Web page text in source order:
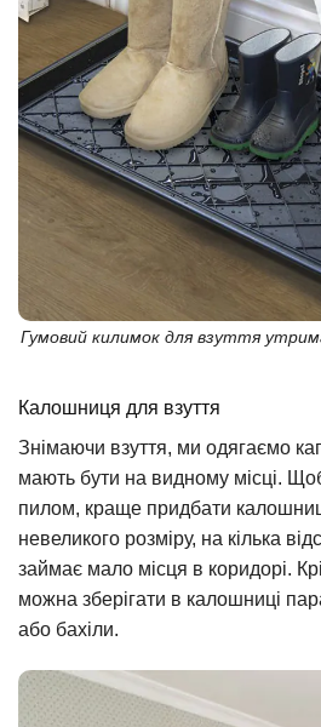
Гумовий килимок для взуття
Калошниця для взуття
Знімаючи взуття, ми одягаємо
мають бути на видному місці.
пилом, краще придбати
невеликого розміру, на кілька
займає мало місця в коридорі.
можна зберігати в калошниці
або бахіли.